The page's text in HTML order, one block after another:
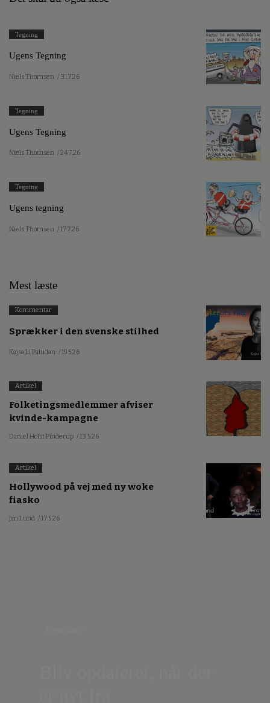
Tegning
Ugens Tegning
Niels Thomsen / 31.7.26
Tegning
Ugens Tegning
Niels Thomsen / 24.7.26
Tegning
Ugens tegning
Niels Thomsen / 17.7.26
Mest læste
Kommentar
Sprækker i den svenske stilhed
Kajsa Li Paludan / 19.5.26
Artikel
Folketingsmedlemmer afviser
kvinde-kampagne
Daniel Holst Pinderup / 13.5.26
Artikel
Hollywood på vej med ny woke
fiasko
Jan Lund / 17.5.26